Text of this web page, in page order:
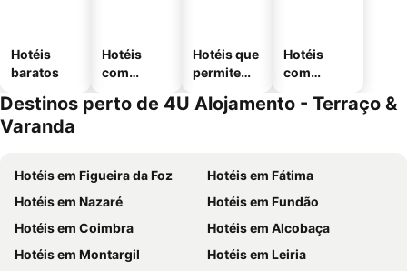
Hotéis
baratos
Hotéis
com
Hotéis que
permitem
Hotéis
com
mento
Destinos perto de 4U Alojamento - Terraço &
Varanda
Hotéis em Figueira da Foz
Hotéis em Fátima
Hotéis em Nazaré
Hotéis em Fundão
Hotéis em Coimbra
Hotéis em Alcobaça
Hotéis em Montargil
Hotéis em Leiria